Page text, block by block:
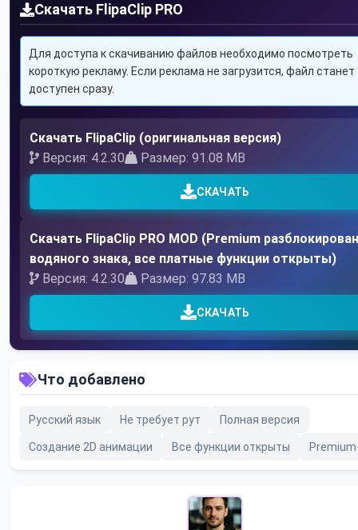
Скачать FlipaClip PRO
Для доступа к скачиванию файлов необходимо посмотреть
короткую рекламу. Если реклама не загрузится, файл станет
доступен сразу.
Скачать FlipaClip (оригинальная версия)
Версия: 4.2.30
Размер: 91.08 MB
СКАЧАТЬ
Скачать FlipaClip PRO MOD (Premium
водяного знака, все платные функции открыты)
Версия: 4.2.30
Размер: 97.83 MB
СКАЧАТЬ
Что добавлено
Русский язык Не требует рут Полная версия
Создание 2D анимации Все функции открыты